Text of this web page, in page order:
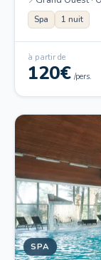
Spa 1 nuit
à partir de
120€ /pers.
SPA